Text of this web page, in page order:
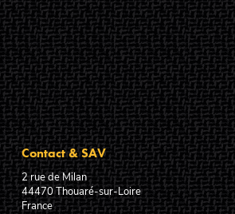
Contact & SAV
2 rue de Milan
44470Thouaré-sur-Loire
France